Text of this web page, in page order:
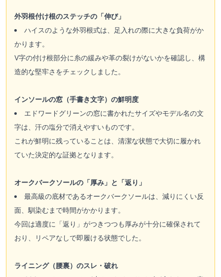
外羽根付け根のステッチの「伸び」
ハイスのような外羽根式は、足入れの際に大きな負荷がか
かります。
V字の付け根部分に糸の緩みや革の裂けがないかを確認し、構
造的な堅牢さをチェックしました。
インソールの窓（手書き文字）の鮮明度
エドワードグリーンの窓に書かれたサイズやモデル名の文
字は、汗の塩分で消えやすいものです。
これが鮮明に残っていることは、清潔な状態で大切に履かれ
ていた決定的な証拠となります。
オークバークソールの「厚み」と「返り」
最高級の底材であるオークバークソールは、減りにくい反
面、馴染むまで時間がかかります。
今回は適度に「返り」がつきつつも厚みが十分に確保されて
おり、リペアなしで即履ける状態でした。
ライニング（腰裏）のスレ・破れ